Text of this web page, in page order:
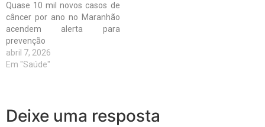
Quase 10 mil novos casos de
câncer por ano no Maranhão
acendem alerta para
prevenção
abril 7, 2026
Em "Saúde"
Deixe uma resposta